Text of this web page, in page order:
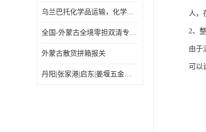
乌兰巴托化学品运输，化学品怎么运到乌兰巴托
全国-外蒙古全境零担双清专线/外蒙古DDP双清
外蒙古散货拼箱报关
丹阳|张家港|启东|姜堰五金机电工具出口乌兰巴托怎么运输较划算
人，
2、
由于
可以